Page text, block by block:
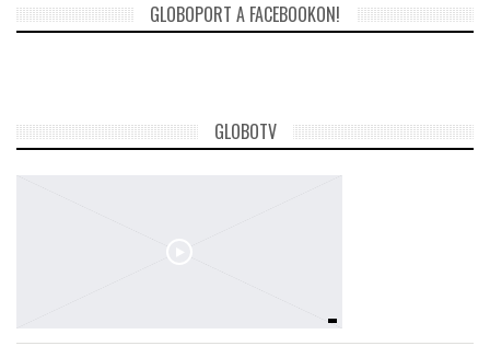
GLOBOPORT A FACEBOOKON!
GLOBOTV